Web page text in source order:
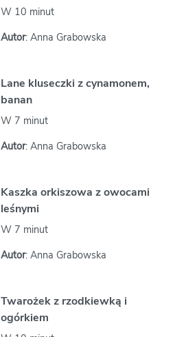
W 10 minut
Autor: Anna Grabowska
Lane kluseczki z cynamonem,
banan
W 7 minut
Autor: Anna Grabowska
Kaszka orkiszowa z owocami
leśnymi
W 7 minut
Autor: Anna Grabowska
Twarożek z rzodkiewką i
ogórkiem